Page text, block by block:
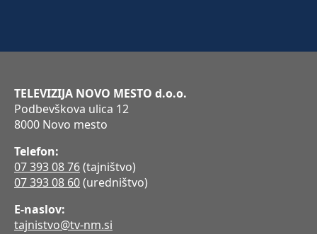
TELEVIZIJA NOVO MESTO d.o.o.
Podbevškova ulica 12
8000 Novo mesto
Telefon:
07 393 08 76(tajništvo)
07 393 08 60(uredništvo)
E-naslov:
tajnistvo@tv-nm.si